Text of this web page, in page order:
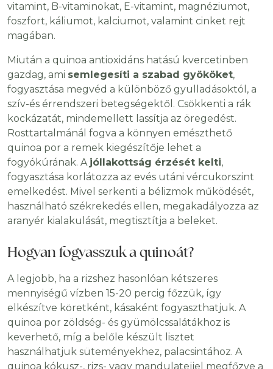
vitamint, B-vitaminokat, E-vitamint, magnéziumot,
foszfort, káliumot, kalciumot, valamint cinket rejt
magában.
Miután a quinoa antioxidáns hatású kvercetinben
gazdag, ami semlegesíti a szabad gyököket,
fogyasztása megvéd a különböző gyulladásoktól, a
szív-és érrendszeri betegségektől. Csökkenti a rák
kockázatát, mindemellett lassítja az öregedést.
Rosttartalmánál fogva a könnyen emészthető
quinoa por a remek kiegészítője lehet a
fogyókúrának. A jóllakottság érzését kelti,
fogyasztása korlátozza az evés utáni vércukorszint
emelkedést. Mivel serkenti a bélizmok működését,
használható székrekedés ellen, megakadályozza az
aranyér kialakulását, megtisztítja a beleket.
Hogyan fogyasszuk a quinoát?
A legjobb, ha a rizshez hasonlóan kétszeres
mennyiségű vízben 15-20 percig főzzük, így
elkészítve köretként, kásaként fogyaszthatjuk. A
quinoa por zöldség- és gyümölcssalátákhoz is
keverhető, míg a belőle készült lisztet
használhatjuk süteményekhez, palacsintához. A
quinoa kókusz-, rizs- vagy mandulatejjel megfőzve a